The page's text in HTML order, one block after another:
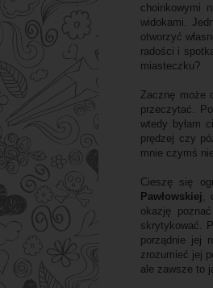
choinkowymi
widokami.
otworzyć
radości i
miasteczku?
Zacznę może
przeczytać.
wtedy byłam
prędzej czy
mnie czymś
Cieszę się
Pawłowskiej
okazję
skrytykować.
porządnie jej
zrozumieć jej
ale zawsze to